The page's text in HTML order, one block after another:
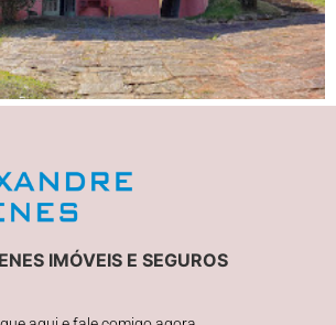
IMÓVEIS E SEGUROS